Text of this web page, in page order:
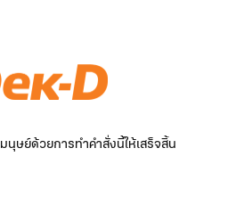
ษย์ด้วยการทำคำสั่งนี้ให้เสร็จสิ้น